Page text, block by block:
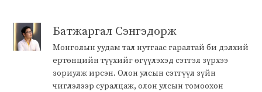
Батжаргал Сэнгэдорж
Монголын уудам тал нутгаас гаралтай би дэлхий
ертөнцийн түүхийг өгүүлэхэд сэтгэл зүрхээ
зориулж ирсэн. Олон улсын сэтгүүл зүйн
чиглэлээр суралцаж, олон улсын томоохон